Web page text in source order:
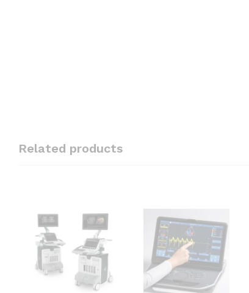
Related products